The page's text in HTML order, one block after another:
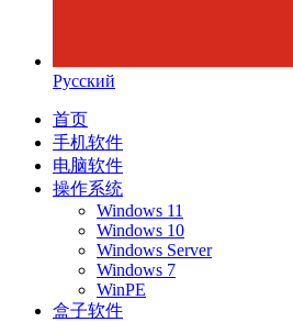
Русский
首页
手机软件
电脑软件
操作系统
Windows 11
Windows 10
Windows Server
Windows 7
WinPE
盒子软件